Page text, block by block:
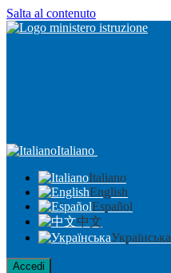
Salta al contenuto
Italiano
Italiano
English
Español
中文
Українська
Accedi